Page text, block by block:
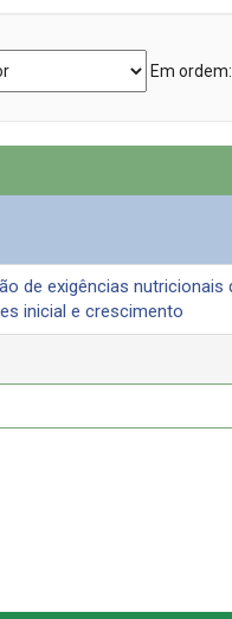
Em ordem:
de exigências nutricionais
inicial e crescimento